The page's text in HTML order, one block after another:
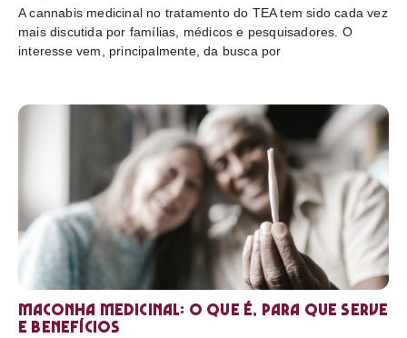
A cannabis medicinal no tratamento do TEA tem sido cada vez
mais discutida por famílias, médicos e pesquisadores. O
interesse vem, principalmente, da busca por
Maconha medicinal: O que é, para que serve
e benefícios